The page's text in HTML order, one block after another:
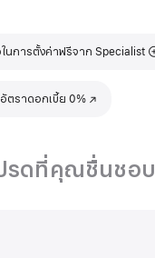
นการตั้งค่าฟรีจาก Specialist
ตราดอกเบี้ย 0%
)
รดที่คุณชื่นชอบ